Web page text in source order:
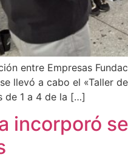
entre Empresas
llevó a cabo el «Taller
de 1 a 4 de la […]
incorporó